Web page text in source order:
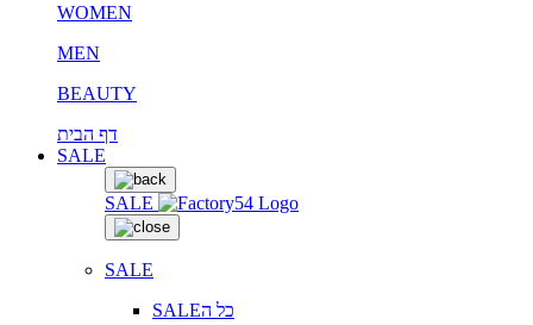
WOMEN
MEN
BEAUTY
דף הבית
SALE
SALE
SALE
SALEכל ה